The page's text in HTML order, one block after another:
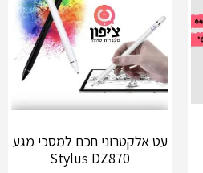
עט אלקטרוני חכם למסכי מגע
Stylus DZ870